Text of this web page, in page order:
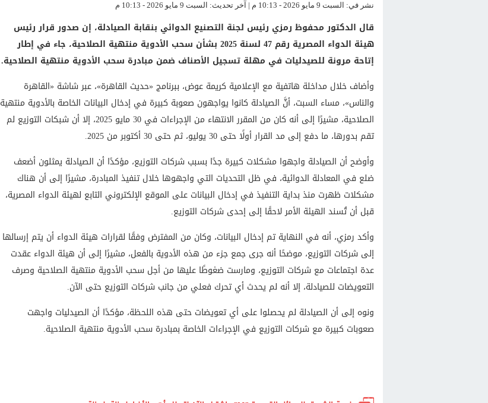
نشر في: السبت 9 مايو 2026 - 10:13 م | آخر تحديث: السبت 9 مايو 2026 - 10:13 م
قال الدكتور محفوظ رمزي رئيس لجنة التصنيع الدوائي بنقابة الصيادلة، إن صدور قرار رئيس
هيئة الدواء المصرية رقم 47 لسنة 2025 بشأن سحب الأدوية منتهية الصلاحية، جاء في إطار
إتاحة مرونة للصيدليات في مهلة تسجيل الأصناف ضمن مبادرة سحب الأدوية منتهية الصلاحية.
وأضاف خلال مداخلة هاتفية مع الإعلامية كريمة عوض، ببرنامج «حديث القاهرة»، عبر شاشة «القاهرة
والناس»، مساء السبت، أنَّ الصيادلة كانوا يواجهون صعوبة كبيرة في إدخال البيانات الخاصة بالأدوية منتهية
الصلاحية، مشيرًا إلى أنه كان من المقرر الانتهاء من الإجراءات في 30 مايو 2025، إلا أن شبكات التوزيع لم
تقم بدورها، ما دفع إلى مد القرار أولًا حتى 30 يوليو، ثم حتى 30 أكتوبر من 2025.
وأوضح أن الصيادلة واجهوا مشكلات كبيرة جدًا بسبب شركات التوزيع، مؤكدًا أن الصيادلة يمثلون أضعف
ضلع في المعادلة الدوائية، في ظل التحديات التي واجهوها خلال تنفيذ المبادرة، مشيرًا إلى أن هناك
مشكلات ظهرت منذ بداية التنفيذ في إدخال البيانات على الموقع الإلكتروني التابع لهيئة الدواء المصرية،
قبل أن تُسند الهيئة الأمر لاحقًا إلى إحدى شركات التوزيع.
وأكد رمزي، أنه في النهاية تم إدخال البيانات، وكان من المفترض وفقًا لقرارات هيئة الدواء أن يتم إرسالها
إلى شركات التوزيع، موضحًا أنه جرى جمع جزء من هذه الأدوية بالفعل، مشيرًا إلى أن هيئة الدواء عقدت
عدة اجتماعات مع شركات التوزيع، ومارست ضغوطًا عليها من أجل سحب الأدوية منتهية الصلاحية وصرف
التعويضات للصيادلة، إلا أنه لم يحدث أي تحرك فعلي من جانب شركات التوزيع حتى الآن.
ونوه إلى أن الصيادلة لم يحصلوا على أي تعويضات حتى هذه اللحظة، مؤكدًا أن الصيدليات واجهت
صعوبات كبيرة مع شركات التوزيع في الإجراءات الخاصة بمبادرة سحب الأدوية منتهية الصلاحية.